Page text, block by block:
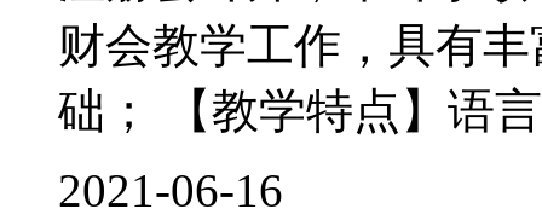
财会教学工作，具有
础； 【教学特点】语
2021-06-16